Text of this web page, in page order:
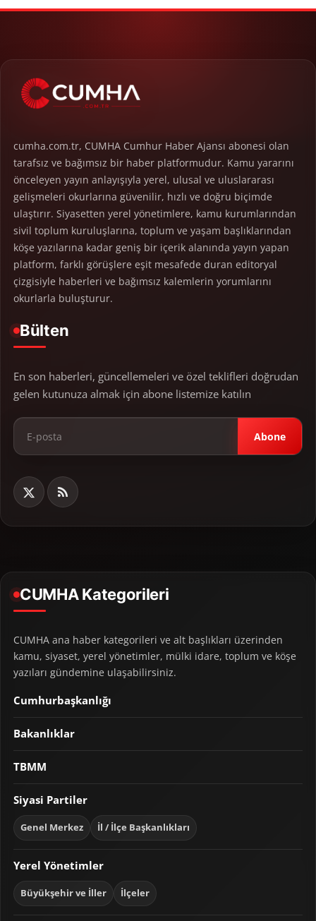
cumha.com.tr, CUMHA Cumhur Haber Ajansı abonesi olan
tarafsız ve bağımsız bir haber platformudur. Kamu yararını
önceleyen yayın anlayışıyla yerel, ulusal ve uluslararası
gelişmeleri okurlarına güvenilir, hızlı ve doğru biçimde
ulaştırır. Siyasetten yerel yönetimlere, kamu kurumlarından
sivil toplum kuruluşlarına, toplum ve yaşam başlıklarından
köşe yazılarına kadar geniş bir içerik alanında yayın yapan
platform, farklı görüşlere eşit mesafede duran editoryal
çizgisiyle haberleri ve bağımsız kalemlerin yorumlarını
okurlarla buluşturur.
Bülten
En son haberleri, güncellemeleri ve özel teklifleri doğrudan
gelen kutunuza almak için abone listemize katılın
Abone
CUMHA Kategorileri
CUMHA ana haber kategorileri ve alt başlıkları üzerinden
kamu, siyaset, yerel yönetimler, mülki idare, toplum ve köşe
yazıları gündemine ulaşabilirsiniz.
Cumhurbaşkanlığı
Bakanlıklar
TBMM
Siyasi Partiler
Genel Merkez İl / İlçe Başkanlıkları
Yerel Yönetimler
Büyükşehir ve İller İlçeler